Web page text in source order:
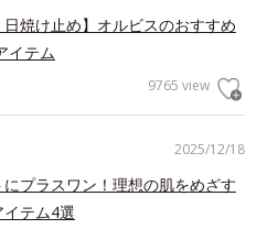
日焼け止め】オルビスのおすすめ
イテム
9765 view
2025/12/18
プラスワン！理想の肌をめざす
テム4選